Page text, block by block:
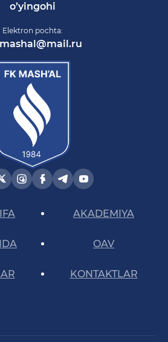
o’yingohi
Elektron pochta:
AKADEMIYA
OAV
KONTAKTLAR